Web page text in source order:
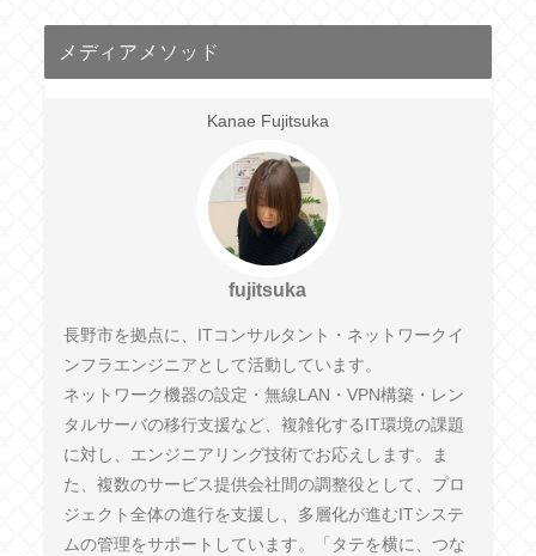
メディアメソッド
Kanae Fujitsuka
fujitsuka
長野市を拠点に、ITコンサルタント・ネットワークイ
ンフラエンジニアとして活動しています。
ネットワーク機器の設定・無線LAN・VPN構築・レン
タルサーバの移行支援など、複雑化するIT環境の課題
に対し、エンジニアリング技術でお応えします。ま
た、複数のサービス提供会社間の調整役として、プロ
ジェクト全体の進行を支援し、多層化が進むITシステ
ムの管理をサポートしています。「タテを横に、つな